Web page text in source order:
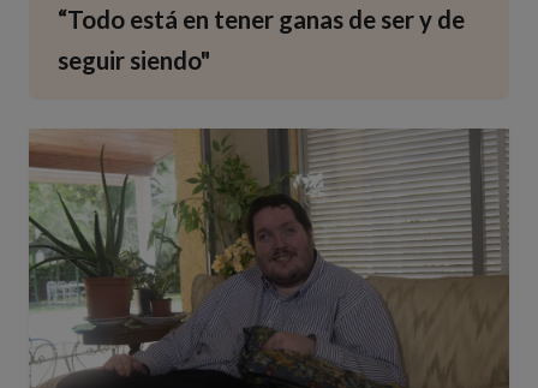
“Todo está en tener ganas de ser y de
seguir siendo"